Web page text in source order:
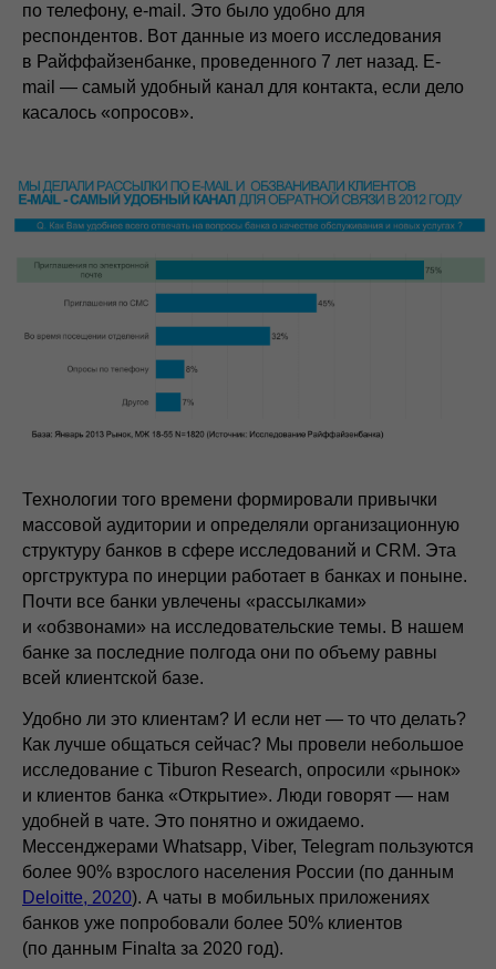
по телефону, e-mail. Это было удобно для
респондентов. Вот данные из моего исследования
в Райффайзенбанке, проведенного 7 лет назад. E-
mail — самый удобный канал для контакта, если дело
касалось «опросов».
Технологии того времени формировали привычки
массовой аудитории и определяли организационную
структуру банков в сфере исследований и CRM. Эта
оргструктура по инерции работает в банках и поныне.
Почти все банки увлечены «рассылками»
и «обзвонами» на исследовательские темы. В нашем
банке за последние полгода они по объему равны
всей клиентской базе.
Удобно ли это клиентам? И если нет — то что делать?
Как лучше общаться сейчас? Мы провели небольшое
исследование с Tiburon Research, опросили «рынок»
и клиентов банка «Открытие». Люди говорят — нам
удобней в чате. Это понятно и ожидаемо.
Мессенджерами Whatsapp, Viber, Telegram пользуются
более 90% взрослого населения России (по данным
Deloitte, 2020). А чаты в мобильных приложениях
банков уже попробовали более 50% клиентов
(по данным Finalta за 2020 год).